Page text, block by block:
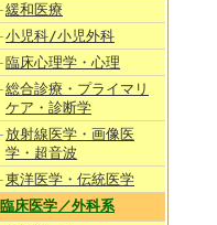
緩和医療
小児科/小児外科
臨床心理学・心理
総合診療・プライマリ
ケア・診断学
放射線医学・画像医
学・超音波
東洋医学・伝統医学
臨床医学／外科系